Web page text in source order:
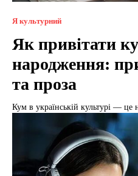
Я культурний
Як привітати
народження:
та проза
Кум в українській культурі — це